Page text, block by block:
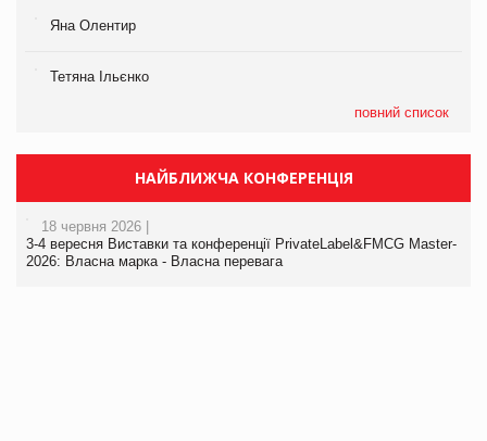
Яна Олентир
Тетяна Ільєнко
повний список
НАЙБЛИЖЧА КОНФЕРЕНЦІЯ
18 червня 2026 |
3-4 вересня Виставки та конференції PrivateLabel&FMCG Master-
2026: Власна марка - Власна перевага